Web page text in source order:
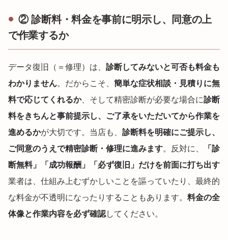
② 診断料・料金を事前に明示し、同意の上
で作業するか
データ復旧（＝修理）は、 診断してみないと可否も料金も
わかりません。だからこそ、 簡単な症状相談・見積りに無
料で応じてくれるか、そして精密診断が必要な場合に診断
料をきちんと事前提示し、ご了承をいただいてから作業を
進めるかが大切です。当店も、 診断料を明確にご提示し、
ご同意のうえで精密診断・修理に進みます。反対に、
「診
断無料」「成功報酬」「必ず復旧」だけを前面に打ち出す
業者は、仕組み上むずかしいことを謳っていたり、最終的
な料金が不透明になったりすることもあります。 料金の全
体像と作業内容を必ず確認してください。